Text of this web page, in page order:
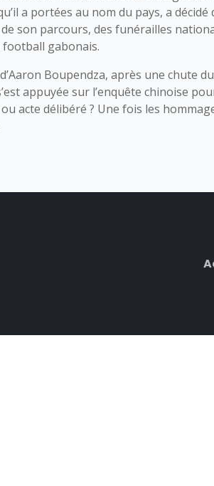
a portées au nom du pays, a
son parcours, des funérailles
football gabonais.
Boupendza, après une chute
appuyée sur l’enquête chinoise
acte délibéré ? Une fois les